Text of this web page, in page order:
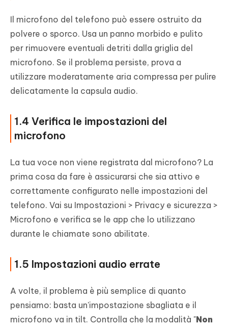
Il microfono del telefono può essere ostruito da
polvere o sporco. Usa un panno morbido e pulito
per rimuovere eventuali detriti dalla griglia del
microfono. Se il problema persiste, prova a
utilizzare moderatamente aria compressa per pulire
delicatamente la capsula audio.
1.4 Verifica le impostazioni del
microfono
La tua voce non viene registrata dal microfono? La
prima cosa da fare è assicurarsi che sia attivo e
correttamente configurato nelle impostazioni del
telefono. Vai su Impostazioni > Privacy e sicurezza >
Microfono e verifica se le app che lo utilizzano
durante le chiamate sono abilitate.
1.5 Impostazioni audio errate
A volte, il problema è più semplice di quanto
pensiamo: basta un'impostazione sbagliata e il
microfono va in tilt. Controlla che la modalità "Non